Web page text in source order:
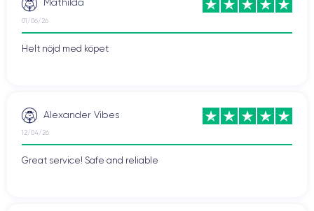
Mathilda
01/06/26
Helt nöjd med köpet
Alexander Vibes
12/04/26
Great service! Safe and reliable